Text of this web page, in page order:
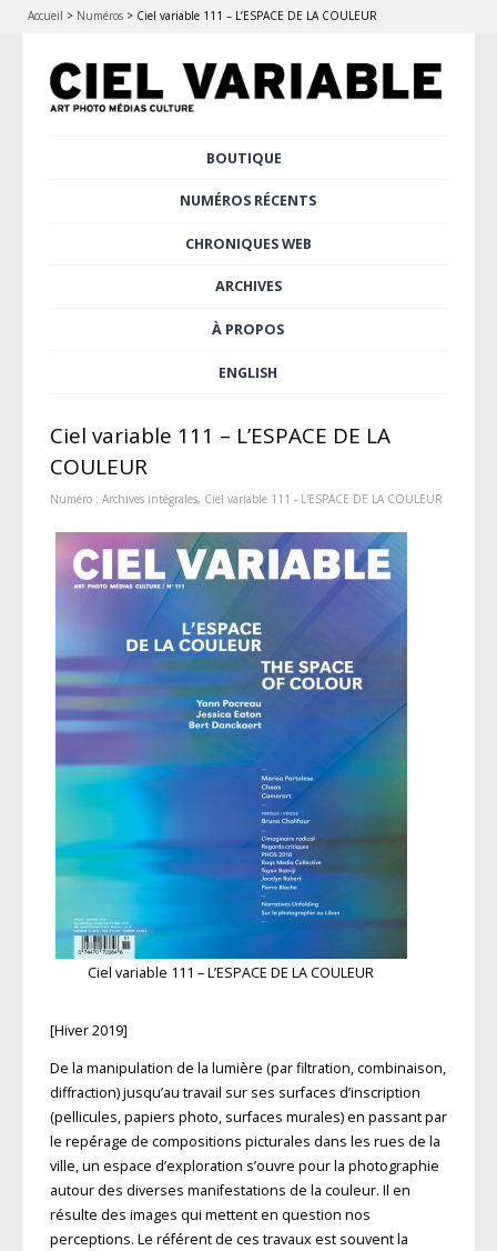
Accueil > Numéros > Ciel variable 111 – L’ESPACE DE LA COULEUR
BOUTIQUE
NUMÉROS RÉCENTS
CHRONIQUES WEB
ARCHIVES
À PROPOS
ENGLISH
Ciel variable 111 – L’ESPACE DE LA
COULEUR
Numéro : Archives intégrales, Ciel variable 111 - L'ESPACE DE LA COULEUR
Ciel variable 111 – L’ESPACE DE LA COULEUR
[Hiver 2019]
De la manipulation de la lumière (par filtration, combinaison,
diffraction) jusqu’au travail sur ses surfaces d’inscription
(pellicules, papiers photo, surfaces murales) en passant par
le repérage de compositions picturales dans les rues de la
ville, un espace d’exploration s’ouvre pour la photographie
autour des diverses manifestations de la couleur. Il en
résulte des images qui mettent en question nos
perceptions. Le référent de ces travaux est souvent la